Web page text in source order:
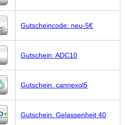
Gutscheincode: neu-5€
Gutschein: ADC10
Gutschein: cannexol5
Gutschein: Gelassenheit 40